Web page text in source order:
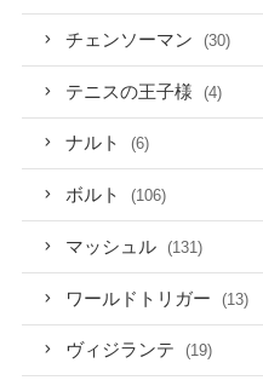
チェンソーマン (30)
テニスの王子様 (4)
ナルト (6)
ボルト (106)
マッシュル (131)
ワールドトリガー (13)
ヴィジランテ (19)